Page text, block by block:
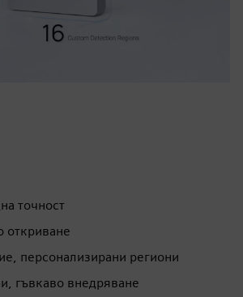
точност
откриване
персонализирани региони
гъвкаво внедряване